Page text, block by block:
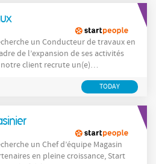
client recrute un(e)
spécialisé(e) en électricité , basé(e) à
TODAY